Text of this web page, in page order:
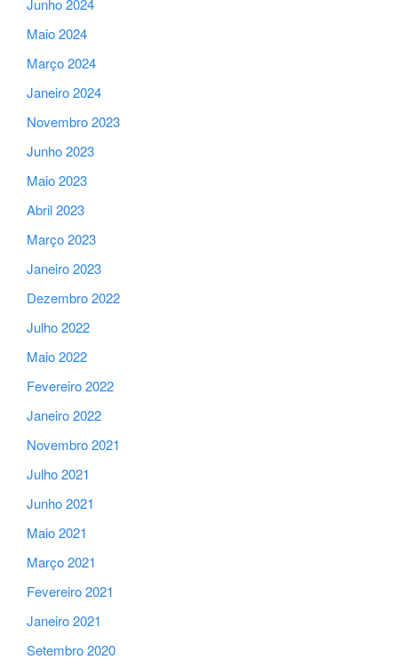
Maio 2024
Março 2024
Janeiro 2024
Novembro 2023
Junho 2023
Maio 2023
Abril 2023
Março 2023
Janeiro 2023
Dezembro 2022
Julho 2022
Maio 2022
Fevereiro 2022
Janeiro 2022
Novembro 2021
Julho 2021
Junho 2021
Maio 2021
Março 2021
Fevereiro 2021
Janeiro 2021
Setembro 2020